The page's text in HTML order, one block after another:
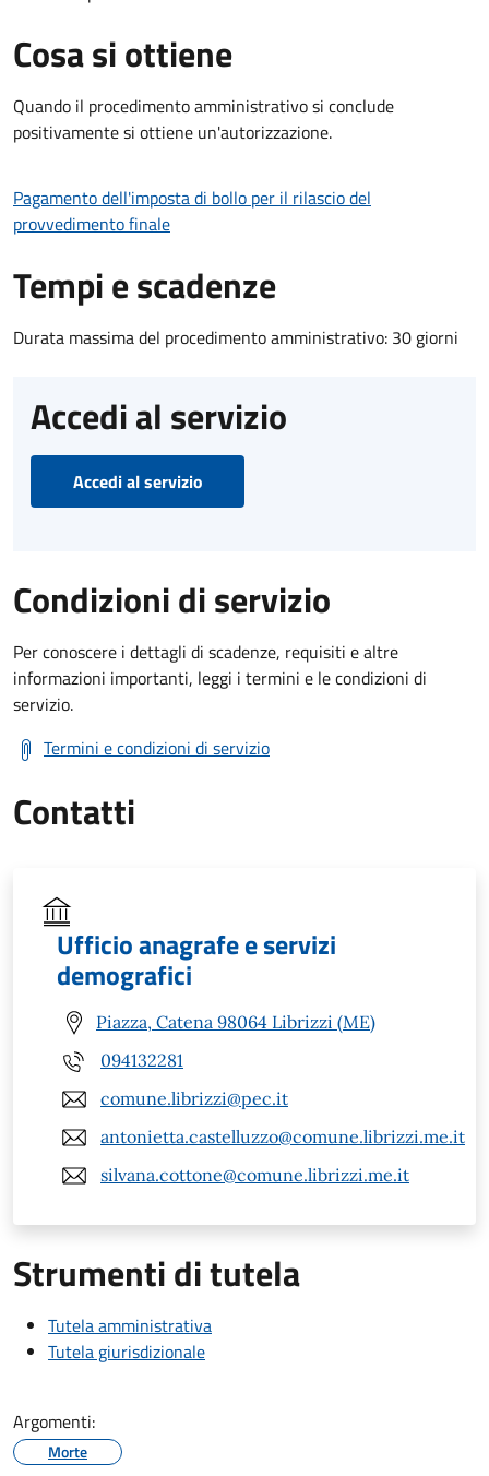
Cosa si ottiene
Quando il procedimento amministrativo si conclude
positivamente si ottiene un'autorizzazione.
Pagamento dell'imposta di bollo per il rilascio del
provvedimento finale
Tempi e scadenze
Durata massima del procedimento amministrativo: 30 giorni
Accedi al servizio
Accedi al servizio
Condizioni di servizio
Per conoscere i dettagli di scadenze, requisiti e altre
informazioni importanti, leggi i termini e le condizioni di
servizio.
Termini e condizioni di servizio
Contatti
Ufficio anagrafe e servizi
demografici
Piazza, Catena 98064 Librizzi (ME)
094132281
comune.librizzi@pec.it
antonietta.castelluzzo@comune.librizzi.me.it
silvana.cottone@comune.librizzi.me.it
Strumenti di tutela
Tutela amministrativa
Tutela giurisdizionale
Argomenti:
Morte